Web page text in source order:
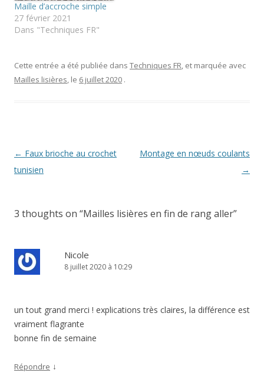
Maille d’accroche simple
27 février 2021
Dans "Techniques FR"
Cette entrée a été publiée dans Techniques FR, et marquée avec
Mailles lisières, le 6 juillet 2020 .
Navigation
des
← Faux brioche au crochet
tunisien
Montage en nœuds coulants
→
3 thoughts on “Mailles lisières en fin de rang aller”
Nicole
8 juillet 2020 à 10:29
un tout grand merci ! explications très claires, la différence est
vraiment flagrante
bonne fin de semaine
Répondre ↓